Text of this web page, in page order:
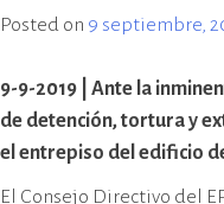
humanos.
Mendoza
a la
y durante la
Posted on 9 septiembre,
9-9-2019 | Ante la
de detención, tortura y
el entrepiso del edificio
El Consejo Directivo del